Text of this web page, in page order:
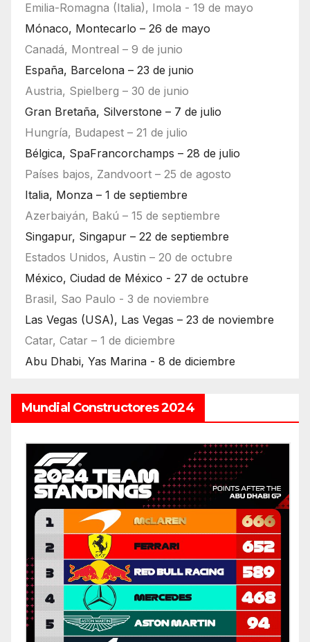
Emilia-Romagna (Italia), Imola - 19 de mayo
Mónaco, Montecarlo – 26 de mayo
Canadá, Montreal – 9 de junio
España, Barcelona – 23 de junio
Austria, Spielberg – 30 de junio
Gran Bretaña, Silverstone – 7 de julio
Hungría, Budapest – 21 de julio
Bélgica, SpaFrancorchamps – 28 de julio
Países bajos, Zandvoort – 25 de agosto
Italia, Monza – 1 de septiembre
Azerbaiyán, Bakú – 15 de septiembre
Singapur, Singapur – 22 de septiembre
Estados Unidos, Austin – 20 de octubre
México, Ciudad de México - 27 de octubre
Brasil, Sao Paulo - 3 de noviembre
Las Vegas (USA), Las Vegas – 23 de noviembre
Catar, Catar – 1 de diciembre
Abu Dhabi, Yas Marina - 8 de diciembre
Mundial Constructores 2024